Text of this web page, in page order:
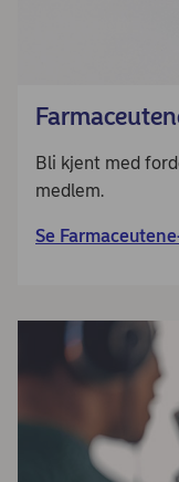
Bli kjent med
medlem.
Se